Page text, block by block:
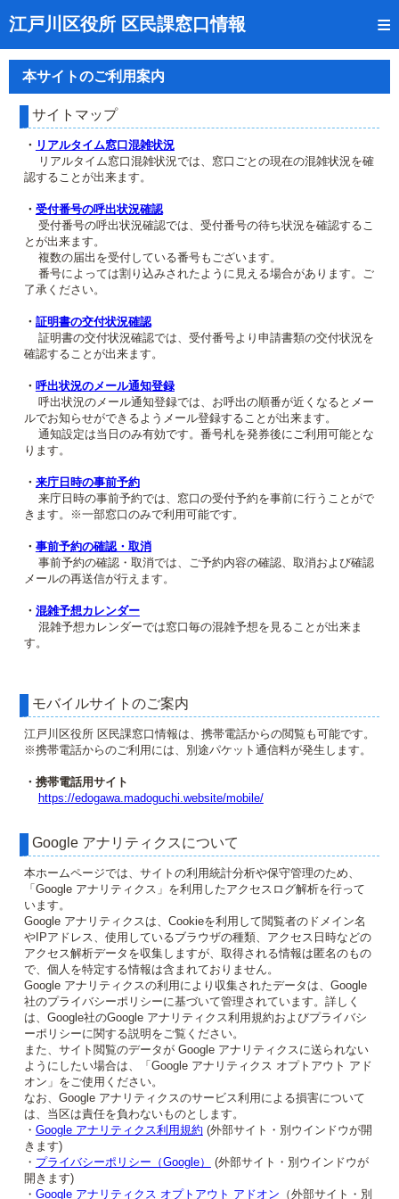
江戸川区役所 区民課窓口情報
トップページ
受付番号の呼出状況確認
証明書の交付状況確認
呼出状況のメール通知登録
来庁日時の事前予約
事前予約の確認・取消
混雑予想カレンダー
本サイトのご利用案内
本サイトのご利用案内
サイトマップ
・ リアルタイム窓口混雑状況
リアルタイム窓口混雑状況では、窓口ごとの現在の混雑状況を確
認することが出来ます。
・ 受付番号の呼出状況確認
受付番号の呼出状況確認では、受付番号の待ち状況を確認するこ
とが出来ます。
複数の届出を受付している番号もございます。
番号によっては割り込みされたように見える場合があります。ご
了承ください。
・ 証明書の交付状況確認
証明書の交付状況確認では、受付番号より申請書類の交付状況を
確認することが出来ます。
・ 呼出状況のメール通知登録
呼出状況のメール通知登録では、お呼出の順番が近くなるとメー
ルでお知らせができるようメール登録することが出来ます。
通知設定は当日のみ有効です。番号札を発券後にご利用可能とな
ります。
・ 来庁日時の事前予約
来庁日時の事前予約では、窓口の受付予約を事前に行うことがで
きます。※一部窓口のみで利用可能です。
・ 事前予約の確認・取消
事前予約の確認・取消では、ご予約内容の確認、取消および確認
メールの再送信が行えます。
・ 混雑予想カレンダー
混雑予想カレンダーでは窓口毎の混雑予想を見ることが出来ま
す。
モバイルサイトのご案内
江戸川区役所 区民課窓口情報は、携帯電話からの閲覧も可能です。
※携帯電話からのご利用には、別途パケット通信料が発生します。
・携帯電話用サイト
https://edogawa.madoguchi.website/mobile/
Google アナリティクスについて
本ホームページでは、サイトの利用統計分析や保守管理のため、
「Google アナリティクス」を利用したアクセスログ解析を行って
います。
Google アナリティクスは、Cookieを利用して閲覧者のドメイン名
やIPアドレス、使用しているブラウザの種類、アクセス日時などの
アクセス解析データを収集しますが、取得される情報は匿名のもの
で、個人を特定する情報は含まれておりません。
Google アナリティクスの利用により収集されたデータは、Google
社のプライバシーポリシーに基づいて管理されています。詳しく
は、Google社のGoogle アナリティクス利用規約およびプライバシ
ーポリシーに関する説明をご覧ください。
また、サイト閲覧のデータが Google アナリティクスに送られない
ようにしたい場合は、「Google アナリティクス オプトアウト アド
オン」をご使用ください。
なお、Google アナリティクスのサービス利用による損害について
は、当区は責任を負わないものとします。
・ Google アナリティクス利用規約 (外部サイト・別ウインドウが開
きます)
・ プライバシーポリシー（Google）
(外部サイト・別ウインドウが
開きます)
・ Google アナリティクス オプトアウト アドオン （外部サイト・別